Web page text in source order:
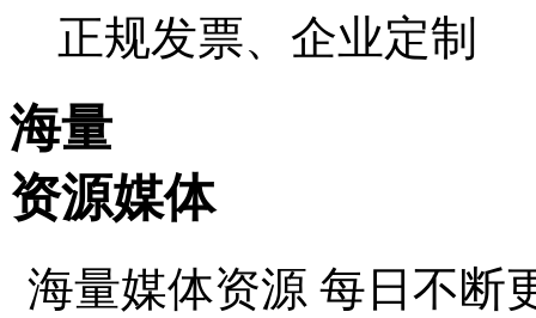
正规发票、企业定制
海量
资源媒体
海量媒体资源 每日不断